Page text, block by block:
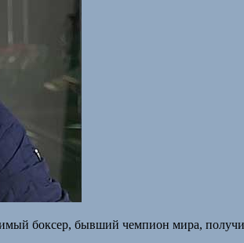
боксер, бывший чемпион мира,